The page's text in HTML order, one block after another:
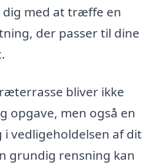
med at træffe en
der passer til dine
bliver ikke
opgave, men også en
vedligeholdelsen af dit
grundig rensning kan